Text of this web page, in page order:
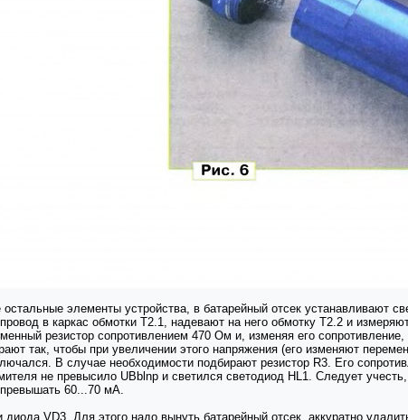
элементы устройства, в батарейный отсек устанавливают
в каркас обмотки Т2.1, надевают на него обмотку Т2.2 и
резистор сопротивлением 470 Ом и, изменяя его
так, чтобы при увеличении этого напряжения (его изменяют
В случае необходимости подбирают резистор R3. Его
не превысило UBblnp и светился светодиод HL1. Следует
60...70 мА.
VD3. Для этого надо вынуть батарейный отсек, аккуратно